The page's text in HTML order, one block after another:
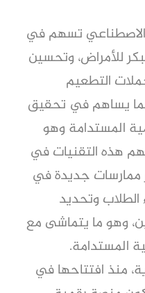
الاصطناعي تسهم في
للأمراض، وتحسين
التطعيم
بما يساهم في تحقيق
المستدامة وهو
هذه التقنيات في
ممارسات جديدة في
الطلاب وتحديد
وهو ما يتماشى مع
المستدامة.
منذ افتتاحها في